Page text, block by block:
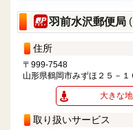
羽前水沢郵便局
住所
〒999-7548
山形県鶴岡市みずほ２５－１
大きな
取り扱いサービス